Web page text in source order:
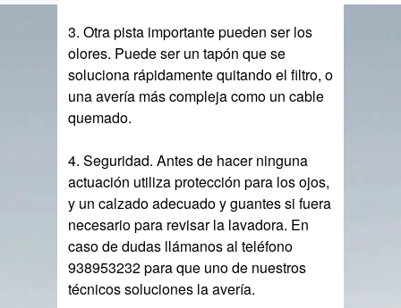
3. Otra pista importante pueden ser los
olores. Puede ser un tapón que se
soluciona rápidamente quitando el filtro, o
una avería más compleja como un cable
quemado.
4. Seguridad. Antes de hacer ninguna
actuación utiliza protección para los ojos,
y un calzado adecuado y guantes si fuera
necesario para revisar la lavadora. En
caso de dudas llámanos al teléfono
938953232 para que uno de nuestros
técnicos soluciones la avería.